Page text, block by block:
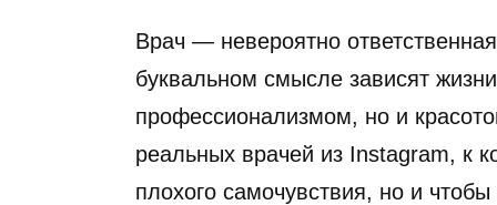
Врач — невероятно
буквальном смысле зависят
профессионализмом, но и
реальных врачей из Instagram, к
плохого самочувствия, но и